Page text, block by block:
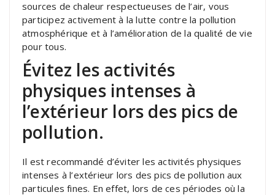
sources de chaleur respectueuses de l’air, vous
participez activement à la lutte contre la pollution
atmosphérique et à l’amélioration de la qualité de vie
pour tous.
Évitez les activités
physiques intenses à
l’extérieur lors des pics de
pollution.
Il est recommandé d’éviter les activités physiques
intenses à l’extérieur lors des pics de pollution aux
particules fines. En effet, lors de ces périodes où la